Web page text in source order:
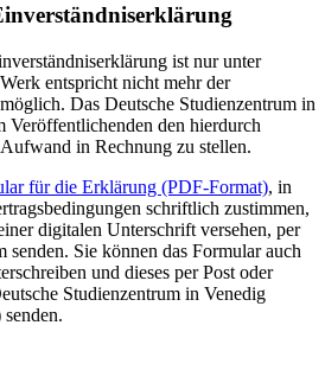
ist nur unter
entspricht nicht mehr der
Das Deutsche Studienzentrum in
Veröffentlichenden den hierdurch
in Rechnung zu stellen.
für die Erklärung (PDF-Format), in
schriftlich zustimmen,
digitalen Unterschrift versehen, per
senden. Sie können das Formular auch
und dieses per Post oder
Studienzentrum in Venedig
senden.